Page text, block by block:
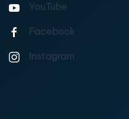
YouTube
Facebook
Instagram